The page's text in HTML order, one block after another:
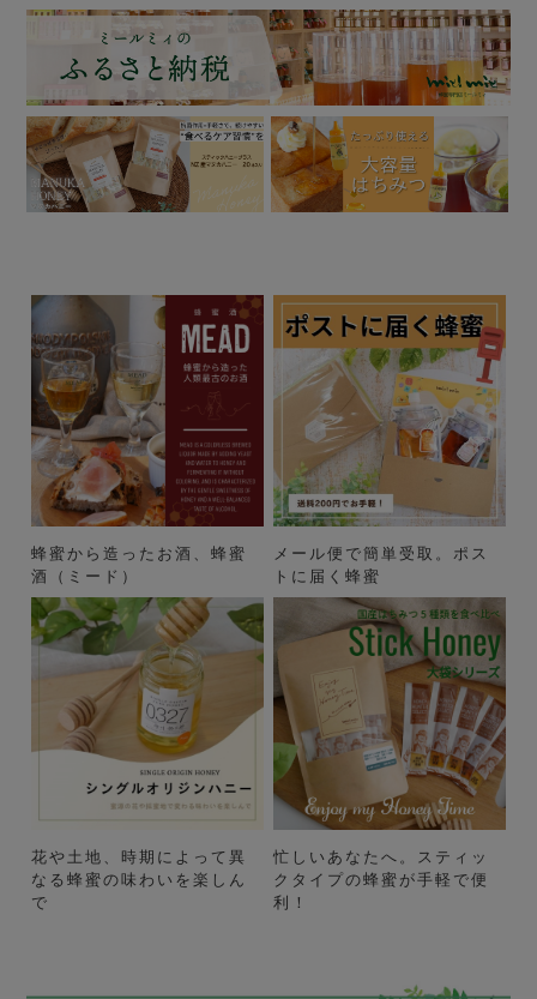
蜂蜜から造ったお酒、蜂蜜
酒（ミード）
メール便で簡単受取。ポス
トに届く蜂蜜
花や土地、時期によって異
なる蜂蜜の味わいを楽しん
で
忙しいあなたへ。スティッ
クタイプの蜂蜜が手軽で便
利！